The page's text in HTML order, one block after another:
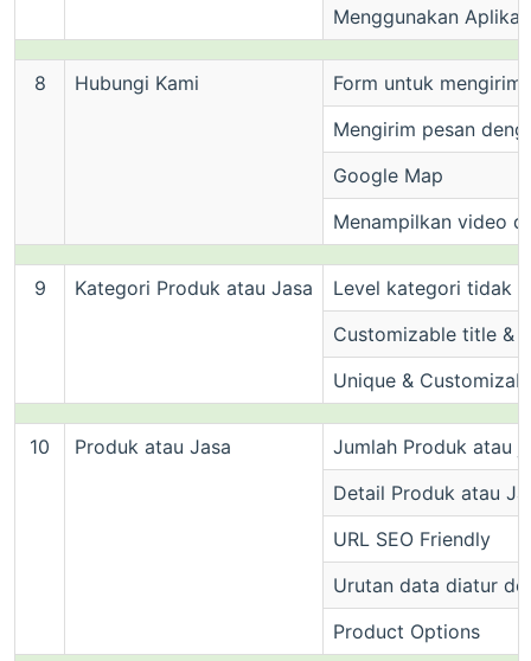
Menggunakan
8 Hubungi Kami
Form untuk mengirim
Mengirim pesan
Google Map
Menampilkan video
9 Kategori Produk atau Jasa
Level kategori tidak
Customizable title &
Unique &
10 Produk atau Jasa
Jumlah Produk atau
Detail Produk atau
URL SEO Friendly
Urutan data diatur
Product Options